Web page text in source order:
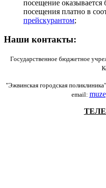
посещение
посещения платно в
прейскурантом;
Наши контакты:
Государственное бюджетное
"Эжвинская городская
email: